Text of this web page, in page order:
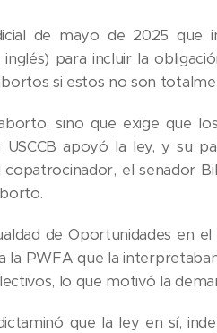
de mayo de 2025 que
para incluir la
si estos no son
sino que exige que
apoyó la ley, y su
el senador
de Oportunidades en
la PWFA que la
lo que motivó la
que la ley en sí,